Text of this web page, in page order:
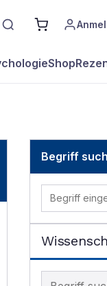
Shop
Begriff
Begriff im